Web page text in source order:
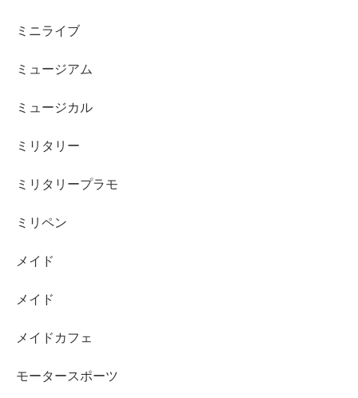
ミニライブ
ミュージアム
ミュージカル
ミリタリー
ミリタリープラモ
ミリペン
メイド
メイド
メイドカフェ
モータースポーツ